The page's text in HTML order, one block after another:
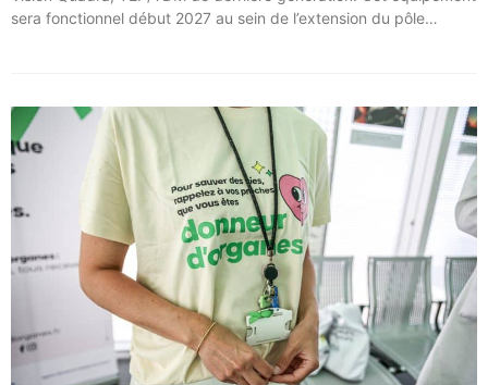
sera fonctionnel début 2027 au sein de l’extension du pôle
l’acquisition et l’installation de l’équipement au cœur même du
pôle régional de cancérologie.